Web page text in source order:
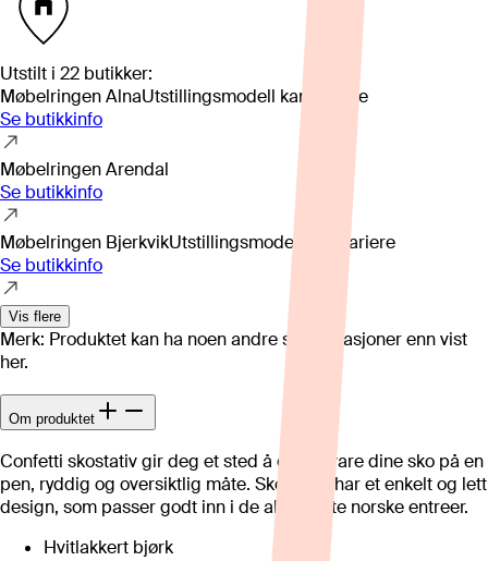
Utstilt i 22 butikker:
Møbelringen AlnaUtstillingsmodell kan variere
Se butikkinfo
Møbelringen Arendal
Se butikkinfo
Møbelringen BjerkvikUtstillingsmodell kan variere
Se butikkinfo
Vis flere
Merk: Produktet kan ha noen andre spesifikasjoner enn vist
her.
Om produktet
Confetti skostativ gir deg et sted å oppbevare dine sko på en
pen, ryddig og oversiktlig måte. Skohyllen har et enkelt og lett
design, som passer godt inn i de aller fleste norske entreer.
Hvitlakkert bjørk